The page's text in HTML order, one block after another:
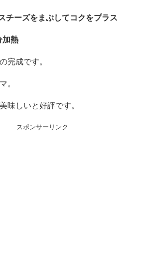
チーズをまぶしてコクをプラス
加熱
完成です。
。
味しいと好評です。
スポンサーリンク